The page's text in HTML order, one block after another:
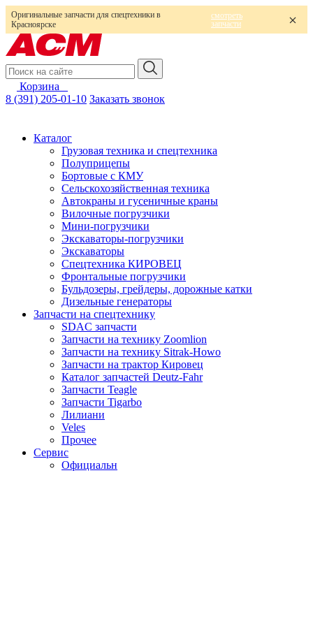
Оригинальные запчасти для спецтехники в
Красноярске
смотреть
запчасти
Корзина
8 (391) 205-01-10 Заказать звонок
Каталог
Грузовая техника и спецтехника
Полуприцепы
Бортовые с КМУ
Сельскохозяйственная техника
Автокраны и гусеничные краны
Вилочные погрузчики
Мини-погрузчики
Экскаваторы-погрузчики
Экскаваторы
Спецтехника КИРОВЕЦ
Фронтальные погрузчики
Бульдозеры, грейдеры, дорожные катки
Дизельные генераторы
Запчасти на спецтехнику
SDAC запчасти
Запчасти на технику Zoomlion
Запчасти на технику Sitrak-Howo
Запчасти на трактор Кировец
Каталог запчастей Deutz-Fahr
Запчасти Teagle
Запчасти Tigarbo
Лилиани
Veles
Прочее
Сервис
Официальн